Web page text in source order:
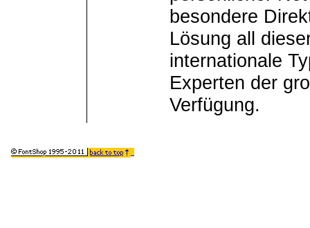
besondere
Lösung all
internationale
Experten der
Verfügung.